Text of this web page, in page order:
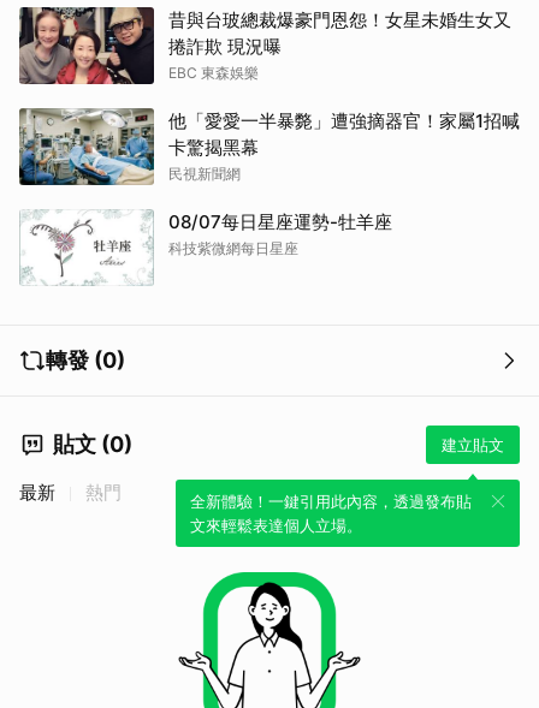
昔與台玻總裁爆豪門恩怨！女星未婚生女又
捲詐欺 現況曝
EBC 東森娛樂
他「愛愛一半暴斃」遭強摘器官！家屬1招喊
卡驚揭黑幕
民視新聞網
08/07每日星座運勢-牡羊座
科技紫微網每日星座
轉發 (0)
貼文 (0) 建立貼文
全新體驗！一鍵引用此內容，透過發布貼
文來輕鬆表達個人立場。
最新 熱門